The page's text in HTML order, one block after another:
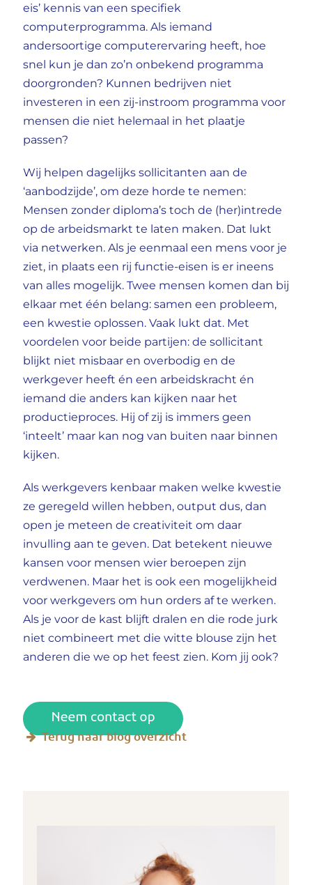
eis’ kennis van een specifiek
computerprogramma. Als iemand
andersoortige computerervaring heeft, hoe
snel kun je dan zo’n onbekend programma
doorgronden? Kunnen bedrijven niet
investeren in een zij-instroom programma voor
mensen die niet helemaal in het plaatje
passen?
Wij helpen dagelijks sollicitanten aan de
‘aanbodzijde’, om deze horde te nemen:
Mensen zonder diploma’s toch de (her)intrede
op de arbeidsmarkt te laten maken. Dat lukt
via netwerken. Als je eenmaal een mens voor je
ziet, in plaats een rij functie-eisen is er ineens
van alles mogelijk. Twee mensen komen dan bij
elkaar met één belang: samen een probleem,
een kwestie oplossen. Vaak lukt dat. Met
voordelen voor beide partijen: de sollicitant
blijkt niet misbaar en overbodig en de
werkgever heeft én een arbeidskracht én
iemand die anders kan kijken naar het
productieproces. Hij of zij is immers geen
‘inteelt’ maar kan nog van buiten naar binnen
kijken.
Als werkgevers kenbaar maken welke kwestie
ze geregeld willen hebben, output dus, dan
open je meteen de creativiteit om daar
invulling aan te geven. Dat betekent nieuwe
kansen voor mensen wier beroepen zijn
verdwenen. Maar het is ook een mogelijkheid
voor werkgevers om hun orders af te werken.
Als je voor de kast blijft dralen en die rode jurk
niet combineert met die witte blouse zijn het
anderen die we op het feest zien. Kom jij ook?
Terug naar blog overzicht